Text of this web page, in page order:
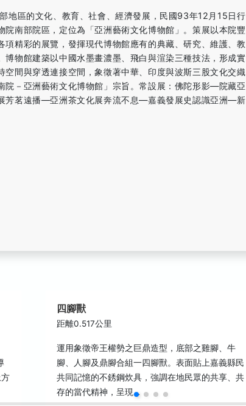
地區的文化、教育、社會、經濟發展，民國93年12月15日行
南部院區，定位為「亞洲藝術文化博物館」。策展以本院豐
精彩的展覽，發揮現代博物館應有的典藏、研究、維護、教
物館建築以中國水墨畫濃墨、飛白與渲染三種技法，形成實
間與穿透連接空間，象徵著中華、印度與波斯三股文化交織
院－亞洲藝術文化博物館」宗旨。常設展：佛陀形影—院藏亞
芳茗遠播—亞洲茶文化展奔流不息—嘉義發展史認識亞洲—新
四腳獸
距離0.517公里
運用象徵帝王權勢之巨鼎造型，底部之雞腳、牛
腳、人腳及鼎腳合組一四腳獸。表面貼上嘉義縣民
共同記憶的不銹鋼炊具，強調在地民眾的共享、共
存的當代精神，呈現…